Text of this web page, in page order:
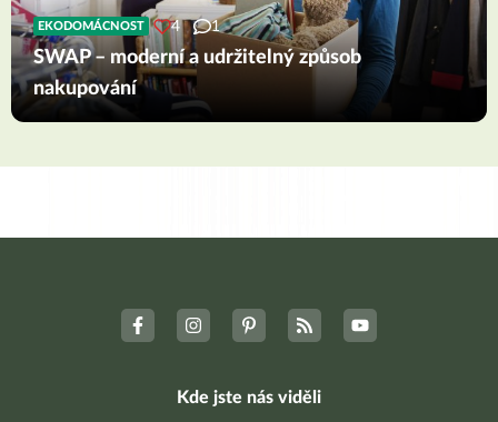
EKODOMÁCNOST 4 1
SWAP – moderní a udržitelný způsob
nakupování
Kde jste nás viděli